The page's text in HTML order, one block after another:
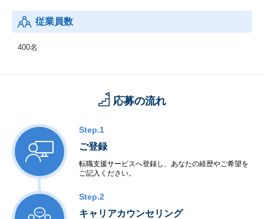
従業員数
400名
応募の流れ
Step.1
ご登録
転職支援サービスへ登録し、あなたの経歴やご希望を
ご記入ください。
Step.2
キャリアカウンセリング